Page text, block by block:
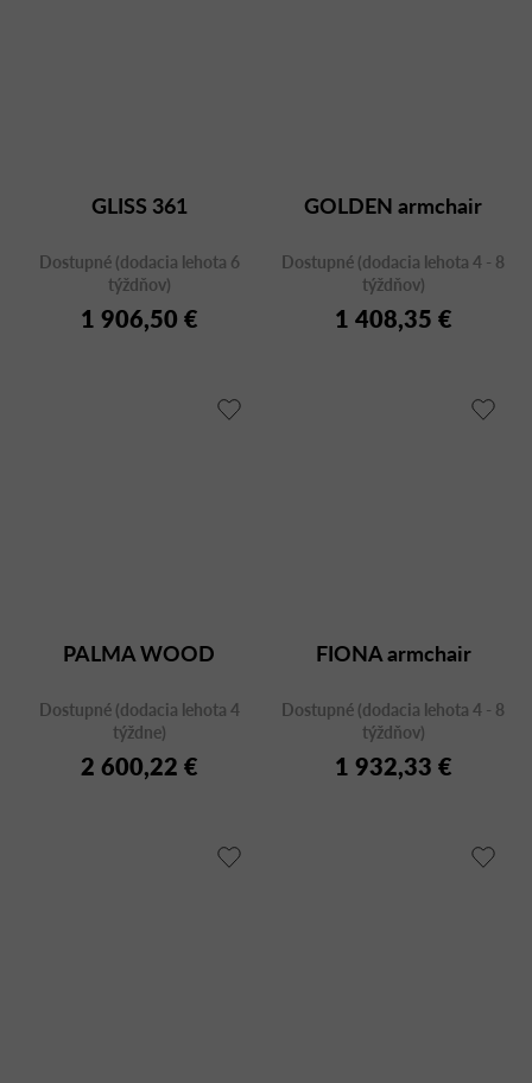
GLISS 361
Dostupné (dodacia lehota 6
týždňov)
1 906,50 €
GOLDEN armchair
Dostupné (dodacia lehota 4 - 8
týždňov)
1 408,35 €
PALMA WOOD
Dostupné (dodacia lehota 4
týždne)
2 600,22 €
FIONA armchair
Dostupné (dodacia lehota 4 - 8
týždňov)
1 932,33 €